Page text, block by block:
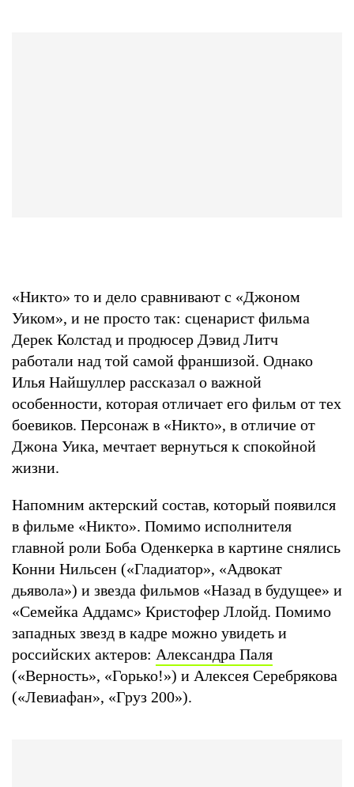
«Никто» то и дело сравнивают с «Джоном
Уиком», и не просто так: сценарист фильма
Дерек Колстад и продюсер Дэвид Литч
работали над той самой франшизой. Однако
Илья Найшуллер рассказал о важной
особенности, которая отличает его фильм от тех
боевиков. Персонаж в «Никто», в отличие от
Джона Уика, мечтает вернуться к спокойной
жизни.
Напомним актерский состав, который появился
в фильме «Никто». Помимо исполнителя
главной роли Боба Оденкерка в картине снялись
Конни Нильсен («Гладиатор», «Адвокат
дьявола») и звезда фильмов «Назад в будущее» и
«Семейка Аддамс» Кристофер Ллойд. Помимо
западных звезд в кадре можно увидеть и
российских актеров: Александра Паля
(«Верность», «Горько!») и Алексея Серебрякова
(«Левиафан», «Груз 200»).